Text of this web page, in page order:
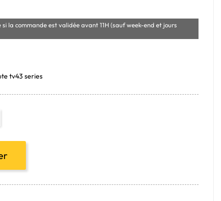
la commande est validée avant 11H (sauf week-end et jours
tv43 series